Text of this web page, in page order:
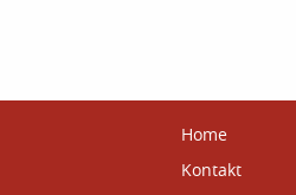
Home
Kontakt